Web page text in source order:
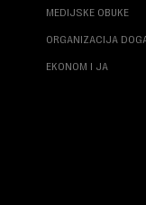
MEDIJSKE OBUKE
ORGANIZACIJA
EKONOM I JA